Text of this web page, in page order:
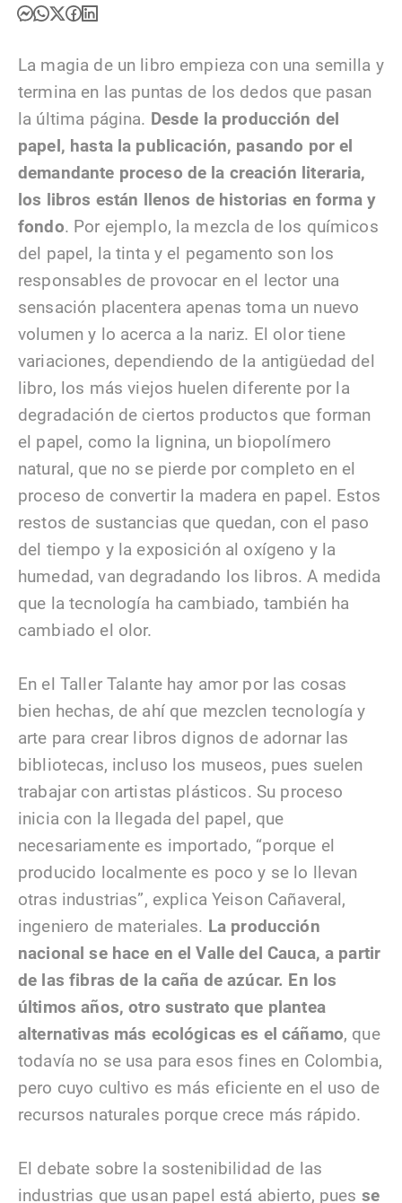
La magia de un libro empieza con una semilla y
termina en las puntas de los dedos que pasan
la última página. Desde la producción del
papel, hasta la publicación, pasando por el
demandante proceso de la creación literaria,
los libros están llenos de historias en forma y
fondo. Por ejemplo, la mezcla de los químicos
del papel, la tinta y el pegamento son los
responsables de provocar en el lector una
sensación placentera apenas toma un nuevo
volumen y lo acerca a la nariz. El olor tiene
variaciones, dependiendo de la antigüedad del
libro, los más viejos huelen diferente por la
degradación de ciertos productos que forman
el papel, como la lignina, un biopolímero
natural, que no se pierde por completo en el
proceso de convertir la madera en papel. Estos
restos de sustancias que quedan, con el paso
del tiempo y la exposición al oxígeno y la
humedad, van degradando los libros. A medida
que la tecnología ha cambiado, también ha
cambiado el olor.
En el Taller Talante hay amor por las cosas
bien hechas, de ahí que mezclen tecnología y
arte para crear libros dignos de adornar las
bibliotecas, incluso los museos, pues suelen
trabajar con artistas plásticos. Su proceso
inicia con la llegada del papel, que
necesariamente es importado, “porque el
producido localmente es poco y se lo llevan
otras industrias”, explica Yeison Cañaveral,
ingeniero de materiales. La producción
nacional se hace en el Valle del Cauca, a partir
de las fibras de la caña de azúcar. En los
últimos años, otro sustrato que plantea
alternativas más ecológicas es el cáñamo, que
todavía no se usa para esos fines en Colombia,
pero cuyo cultivo es más eficiente en el uso de
recursos naturales porque crece más rápido.
El debate sobre la sostenibilidad de las
industrias que usan papel está abierto, pues se